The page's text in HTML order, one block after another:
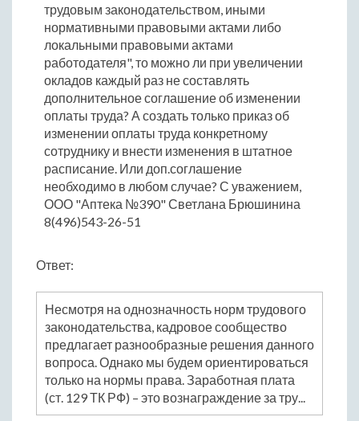
трудовым законодательством, иными
нормативными правовыми актами либо
локальными правовыми актами
работодателя", то можно ли при увеличении
окладов каждый раз не составлять
дополнительное соглашение об изменении
оплаты труда? А создать только приказ об
изменении оплаты труда конкретному
сотруднику и внести изменения в штатное
расписание. Или доп.соглашение
необходимо в любом случае? С уважением,
ООО "Аптека №390" Светлана Брюшинина
8(496)543-26-51
Ответ:
Несмотря на однозначность норм трудового
законодательства, кадровое сообщество
предлагает разнообразные решения данного
вопроса. Однако мы будем ориентироваться
только на нормы права. Заработная плата
(ст. 129 ТК РФ) – это вознаграждение за тру...